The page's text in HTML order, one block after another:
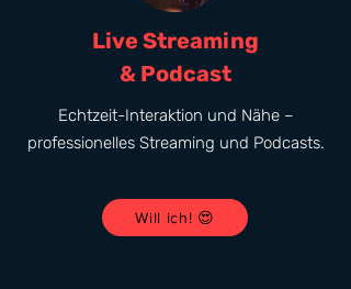
Live Streaming
& Podcast
Echtzeit-Interaktion und Nähe –
professionelles Streaming und Podcasts.
Will ich! 😍